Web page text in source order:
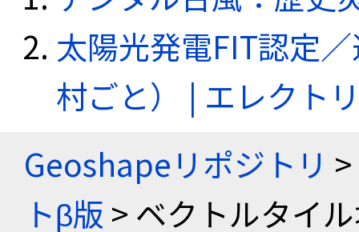
太陽光発電FIT認定
村ごと） | エレクト
Geoshapeリポジトリ >
トβ版 > ベクトルタイ